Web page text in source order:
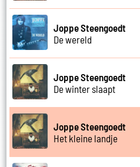
Joppe Steengoedt
De wereld
Joppe Steengoedt
De winter slaapt
Joppe Steengoedt
Het kleine landje